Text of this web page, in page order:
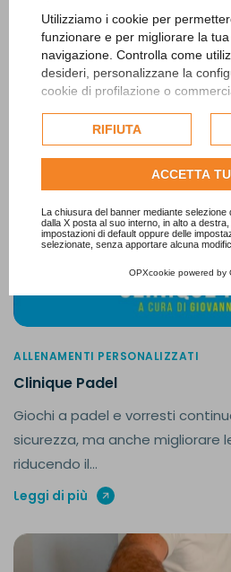
Utilizziamo i cookie per
funzionare e per migliorare la
navigazione. Controlla come
desideri, personalizzane la
cookie di profilazione o
dell'utente e, se consentito,
per personalizzare gli annunci
informazioni su come Google
politica sulla privacy
Consulta l'informativa cookie
RIFIUTA
ACCETTA
La chiusura del banner mediante
dalla X posta al suo interno, in alto a
impostazioni di default oppure delle
selezionate, senza apportare alcuna
OPXcookie powered by
Leggi di più
ALLENAMENTI PERSONALIZZATI
Clinique Padel
Giochi a padel e vorresti
sicurezza, ma anche migliorare
riducendo il...
Leggi di più